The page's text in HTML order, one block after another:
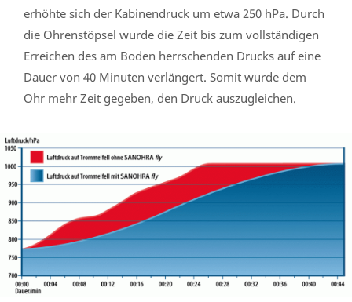
erhöhte sich der Kabinendruck um etwa 250 hPa. Durch
die Ohrenstöpsel wurde die Zeit bis zum vollständigen
Erreichen des am Boden herrschenden Drucks auf eine
Dauer von 40 Minuten verlängert. Somit wurde dem
Ohr mehr Zeit gegeben, den Druck auszugleichen.